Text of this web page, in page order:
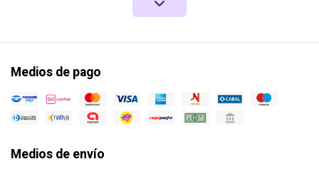
Medios de pago
Medios de envío